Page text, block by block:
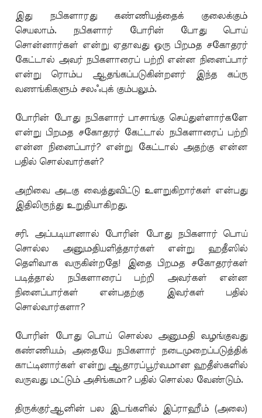
இது நபிகளாரது கண்ணியத்தைக் குலைக்கும்
செயலாம். நபிகளார் போரின் போது பொய்
சொன்னார்கள் என்று ஏதாவது ஒரு பிறமத சகோதரர்
கேட்டால் அவர் நபிகளாரைப் பற்றி என்ன நினைப்பார்
என்று ரொம்ப ஆதங்கப்படுகின்றனர் இந்த கப்ரு
வணங்கிகளும் சலஃபுக் கும்பலும்.
போரின் போது நபிகளார் பாசாங்கு செய்துள்ளார்களே
என்று பிறமத சகோதரர் கேட்டால் நபிகளாரைப் பற்றி
என்ன நினைப்பார்? என்று கேட்டால் அதற்கு என்ன
பதில் சொல்வார்கள்?
அறிவை அடகு வைத்துவிட்டு உளறுகிறார்கள் என்பது
இதிலிருந்து உறுதியாகிறது.
சரி. அப்படியானால் போரின் போது நபிகளார் பொய்
சொல்ல அனுமதியளித்தார்கள் என்று ஹதீஸில்
தெளிவாக வருகின்றதே! இதை பிறமத சகோதரர்கள்
படித்தால் நபிகளாரைப் பற்றி அவர்கள் என்ன
நினைப்பார்கள் என்பதற்கு இவர்கள் பதில்
சொல்வார்களா?
போரின் போது பொய் சொல்ல அனுமதி வழங்குவது
கண்ணியம்; அதையே நபிகளார் நடைமுறைப்படுத்திக்
காட்டினார்கள் என்று ஆதாரப்பூர்வமான ஹதீஸ்களில்
வருவது மட்டும் அசிங்கமா? பதில் சொல்ல வேண்டும்.
திருக்குர்ஆனின் பல இடங்களில் இப்ராஹீம் (அலை)